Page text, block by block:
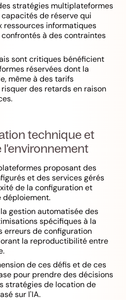
stratégies multiplateformes
de réserve qui
ressources informatiques
à des contraintes
sont critiques bénéficient
réservées dont la
même à des tarifs
des retards en raison
technique et
proposant des
et des services gérés
de la configuration et
déploiement.
gestion automatisée des
spécifiques à la
erreurs de configuration
la reproductibilité entre
de ces défis et de ces
pour prendre des décisions
stratégies de location de
sur l'IA.